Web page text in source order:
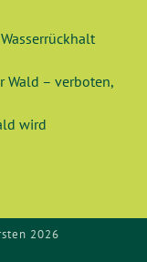
– verboten,
wird
2026